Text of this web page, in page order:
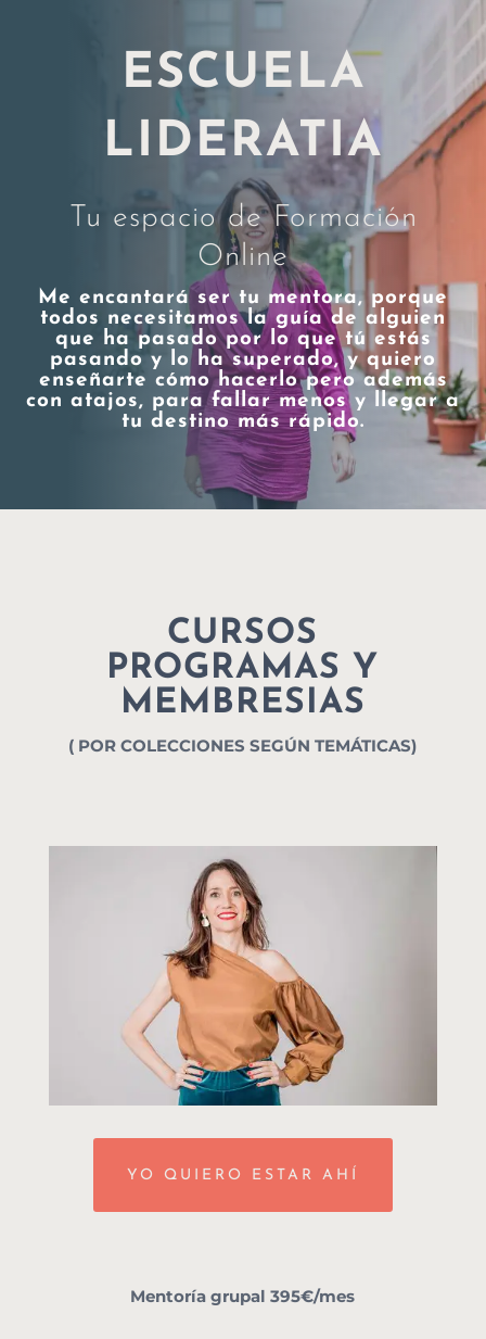
ESCUELA
LIDERATIA
Tu espacio de Formación
Online
Me encantará ser tu mentora, porque
todos necesitamos la guía de alguien
que ha pasado por lo que tú estás
pasando y lo ha superado, y quiero
enseñarte cómo hacerlo pero además
con atajos, para fallar menos y llegar a
tu destino más rápido.
CURSOS
PROGRAMAS Y
MEMBRESIAS
( POR COLECCIONES SEGÚN TEMÁTICAS)
YO QUIERO ESTAR AHÍ
Mentoría grupal 395€/mes